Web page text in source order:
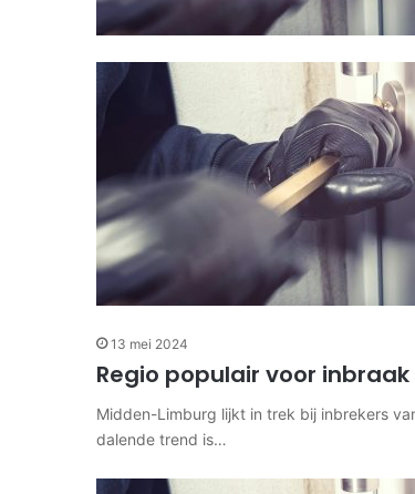
13 mei 2024
Regio populair voor
Midden-Limburg lijkt in trek bij inbrekers
dalende trend is…